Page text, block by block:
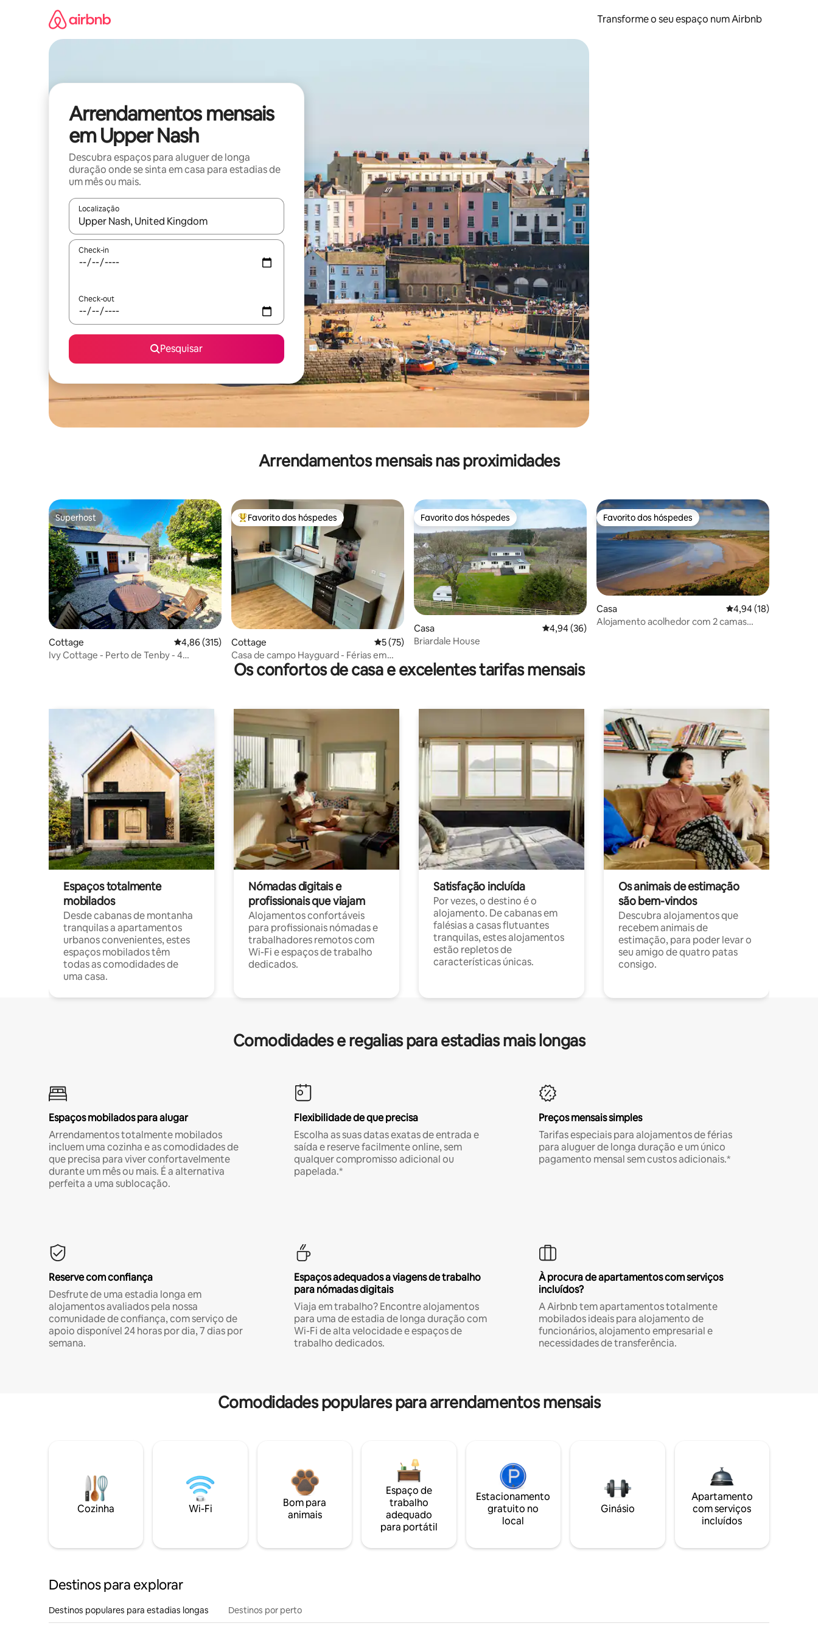
Transforme o seu espaço num Airbnb
Arrendamentos mensais
em Upper Nash
Descubra espaços para aluguer de longa
duração onde se sinta em casa para estadias de
um mês ou mais.
Localização
Quando os resultados estiverem disponíveis, navegue com as teclas de seta para cima e para baixo ou explore com gestos de toque ou deslize.
Check-in
Check-out
Pesquisar
Arrendamentos mensais nas proximidades
Superhost
Superhost
Cottage Classificação média de 4,86 em 5 estrelas, 315avaliações
4,86 (315)
Ivy Cottage - Perto de Tenby - 4
Favoritos dos hóspedes mais apreciados
Favorito dos hóspedes
Cottage Classificação média de 5 em 5 estrelas, 75avaliações
5 (75)
Casa de campo Hayguard - Férias em
casas de campo em Pembroke
Favorito dos hóspedes
Favorito dos hóspedes
Casa Classificação média de 4,94 em 5 estrelas, 36avaliações
4,94 (36)
Briardale House
Favorito dos hóspedes
Favorito dos hóspedes
Casa Classificação média
4,94 (18)
Alojamento acolhedor com 2 camas
Os confortos de casa e excelentes tarifas mensais
Espaços totalmente
mobilados
Desde cabanas de montanha
tranquilas a apartamentos
urbanos convenientes, estes
espaços mobilados têm
todas as comodidades de
uma casa.
Nómadas digitais e
profissionais que viajam
Alojamentos confortáveis
para profissionais nómadas e
trabalhadores remotos com
Wi-Fi e espaços de trabalho
dedicados.
Satisfação incluída
Por vezes, o destino é o
alojamento. De cabanas em
falésias a casas flutuantes
tranquilas, estes alojamentos
estão repletos de
características únicas.
Os animais de estimação
são bem-vindos
Descubra alojamentos que
recebem animais de
estimação, para poder levar o
seu amigo de quatro patas
consigo.
Comodidades e regalias para estadias mais longas
Espaços mobilados para alugar
Arrendamentos totalmente mobilados
incluem uma cozinha e as comodidades de
que precisa para viver confortavelmente
durante um mês ou mais. É a alternativa
perfeita a uma sublocação.
Flexibilidade de que precisa
Escolha as suas datas exatas de entrada e
saída e reserve facilmente online, sem
qualquer compromisso adicional ou
papelada.*
Preços mensais simples
Tarifas especiais para alojamentos de férias
para aluguer de longa duração e um único
pagamento mensal sem custos adicionais.*
Reserve com confiança
Desfrute de uma estadia longa em
alojamentos avaliados pela nossa
comunidade de confiança, com serviço de
apoio disponível 24 horas por dia, 7 dias por
semana.
Espaços adequados a viagens de trabalho
para nómadas digitais
Viaja em trabalho? Encontre alojamentos
para uma de estadia de longa duração com
Wi-Fi de alta velocidade e espaços de
trabalho dedicados.
À procura de apartamentos com serviços
incluídos?
A Airbnb tem apartamentos totalmente
mobilados ideais para alojamento de
funcionários, alojamento empresarial e
necessidades de transferência.
Comodidades populares para arrendamentos mensais
Cozinha Wi-Fi
Bom para
animais
Espaço de
trabalho
adequado
para portátil
Estacionamento
gratuito no
local
Ginásio
Apartamento
com serviços
incluídos
Destinos para explorar
Destinos populares para estadias longas Destinos por perto